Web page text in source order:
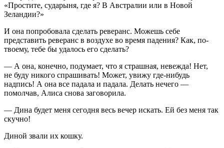
«Простите, сударыня, где я? В Австралии или в Новой
Зеландии?»
И она попробовала сделать реверанс. Можешь себе
представить реверанс в воздухе во время падения? Как, по-
твоему, тебе бы удалось его сделать?
— А она, конечно, подумает, что я страшная, невежда! Нет,
не буду никого спрашивать! Может, увижу где-нибудь
надпись! А она все падала и падала. Делать нечего —
помолчав, Алиса снова заговорила.
— Дина будет меня сегодня весь вечер искать. Ей без меня так
скучно!
Диной звали их кошку.